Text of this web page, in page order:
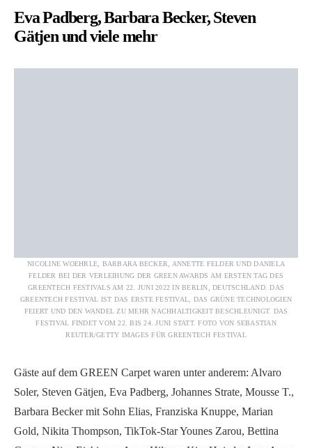
Eva Padberg, Barbara Becker, Steven
Gätjen und viele mehr
NICOLINE WOEHRLE, BARBARA BECKER, ANNETTE FELDER UND DANIELA
FELDER BEI DER VERLEIHUNG DER GREEN AWARDS AM ERSTEN TAG DES
GREENTECH FESTIVALS AM 22. JUNI 2022 IN BERLIN, DEUTSCHLAND. DAS
GREENTECH FESTIVAL IST DAS ERSTE FESTIVAL, DAS GRÜNE TECHNOLOGIEN
FEIERT UND DEN WANDEL ZU MEHR NACHHALTIGKEIT BESCHLEUNIGT. DAS
FESTIVAL FINDET VOM 22. BIS 24. JUNI STATT. FOTO VON SEBASTIAN
REUTER/GETTY IMAGES FÜR GREENTECH FESTIVAL
Gäste auf dem GREEN Carpet waren unter anderem: Alvaro
Soler, Steven Gätjen, Eva Padberg, Johannes Strate, Mousse T.,
Barbara Becker mit Sohn Elias, Franziska Knuppe, Marian
Gold, Nikita Thompson, TikTok-Star Younes Zarou, Bettina